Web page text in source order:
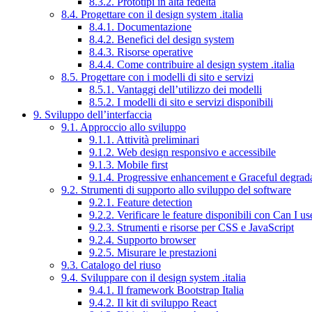
8.4. Progettare con il design system .italia
8.4.1. Documentazione
8.4.2. Benefici del design system
8.4.3. Risorse operative
8.4.4. Come contribuire al design system .italia
8.5. Progettare con i modelli di sito e servizi
8.5.1. Vantaggi dell’utilizzo dei modelli
8.5.2. I modelli di sito e servizi disponibili
9. Sviluppo dell’interfaccia
9.1. Approccio allo sviluppo
9.1.1. Attività preliminari
9.1.2. Web design responsivo e accessibile
9.1.3. Mobile first
9.1.4. Progressive enhancement e Graceful
9.2. Strumenti di supporto allo sviluppo del software
9.2.1. Feature detection
9.2.2. Verificare le feature disponibili con Can I
9.2.3. Strumenti e risorse per CSS e JavaScript
9.2.4. Supporto browser
9.2.5. Misurare le prestazioni
9.3. Catalogo del riuso
9.4. Sviluppare con il design system .italia
9.4.1. Il framework Bootstrap Italia
9.4.2. Il kit di sviluppo React